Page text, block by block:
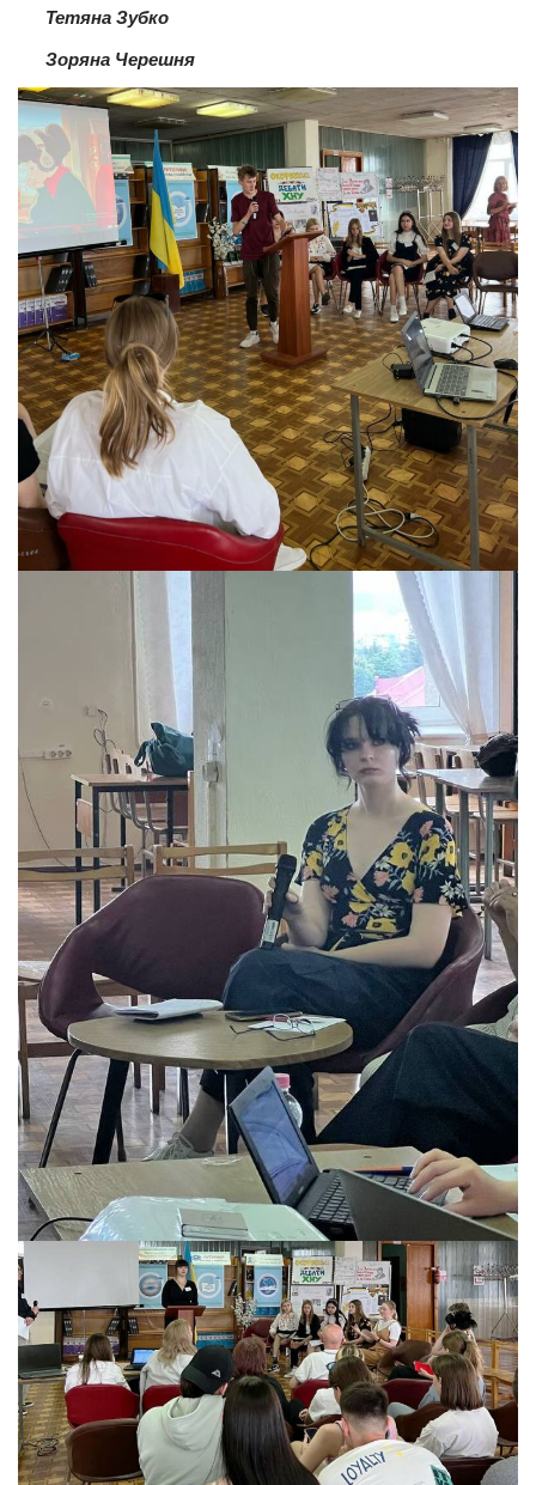
Тетяна Зубко
Зоряна Черешня